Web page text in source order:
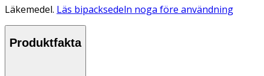
Läkemedel. Läs bipacksedeln noga före användning
Produktfakta